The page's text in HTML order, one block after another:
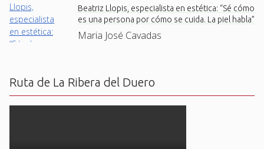
Beatriz Llopis, especialista en estética: “Sé cómo
es una persona por cómo se cuida. La piel habla”
Maria José Cavadas
Ruta de La Ribera del Duero